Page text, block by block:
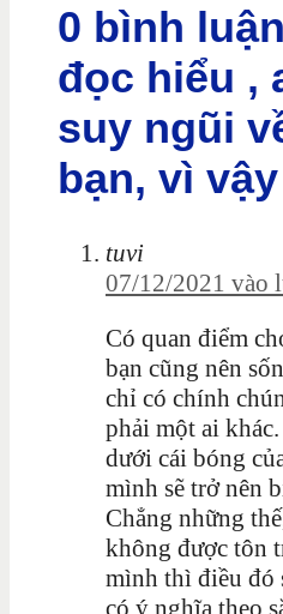
0 bình
đọc hiểu ,
suy ngũi
bạn, vì
tuvi
07/12/2021 vào
Có quan điểm
bạn cũng nên
chỉ có chính
phải một ai
dưới cái bóng
mình sẽ trở nên
Chẳng những
không được tôn
mình thì điều đó